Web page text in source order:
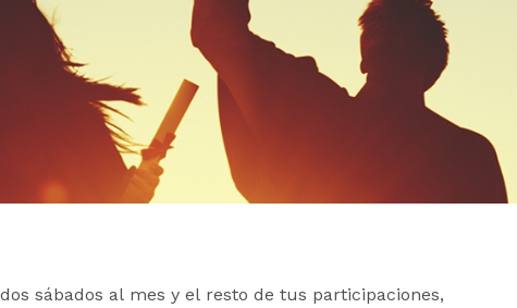
sábados al mes y el resto de tus participaciones,